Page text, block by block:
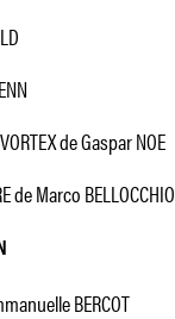
de Gaspar NOE
de Marco BELLOCCHIO
BERCOT